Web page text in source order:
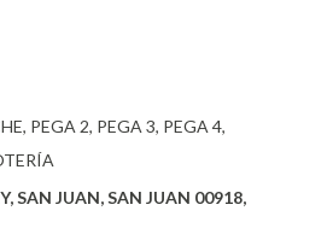
PEGA 2 PEGA 3 PEGA 4
SAN JUAN, SAN JUAN 00918,